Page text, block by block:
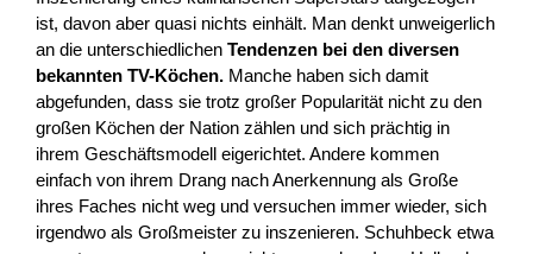
ist, davon aber quasi nichts einhält. Man denkt unweigerlich
an die unterschiedlichen Tendenzen bei den diversen
bekannten TV-Köchen. Manche haben sich damit
abgefunden, dass sie trotz großer Popularität nicht zu den
großen Köchen der Nation zählen und sich prächtig in
ihrem Geschäftsmodell eigerichtet. Andere kommen
einfach von ihrem Drang nach Anerkennung als Große
ihres Faches nicht weg und versuchen immer wieder, sich
irgendwo als Großmeister zu inszenieren. Schuhbeck etwa